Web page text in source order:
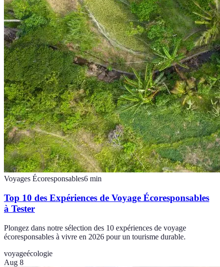
Voyages Écoresponsables6 min
Top 10 des Expériences de Voyage Écoresponsables
à Tester
Plongez dans notre sélection des 10 expériences de voyage
écoresponsables à vivre en 2026 pour un tourisme durable.
voyageécologie
Aug 8